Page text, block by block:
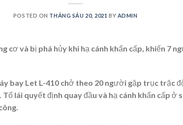
POSTED ON THÁNG SÁU 20, 2021 BY ADMIN
cơ và bị phá hủy khi hạ cánh khẩn cấp, khiến 7
bay Let L-410 chở theo 20 người gặp trục trặc
lái quyết định quay đầu và hạ cánh khẩn cấp ở